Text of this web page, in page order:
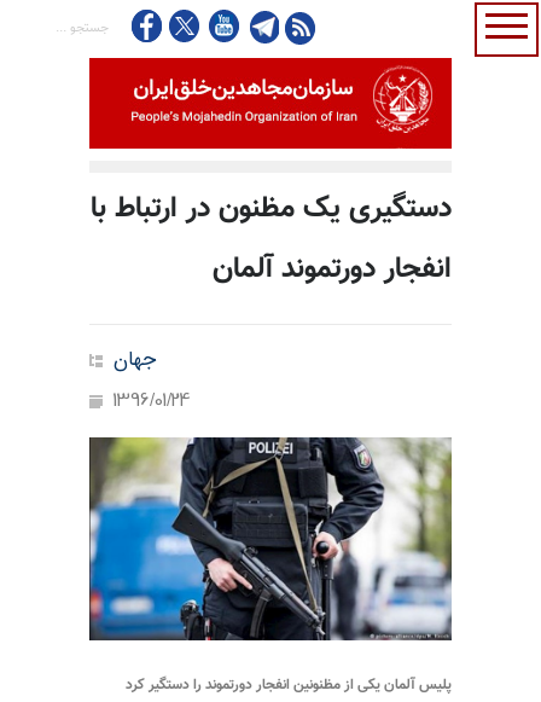
دستگیری یک مظنون در ارتباط با
انفجار دورتموند آلمان
جهان
1396/01/24
پلیس آلمان یکی از مظنونین انفجار دورتموند را دستگیر کرد